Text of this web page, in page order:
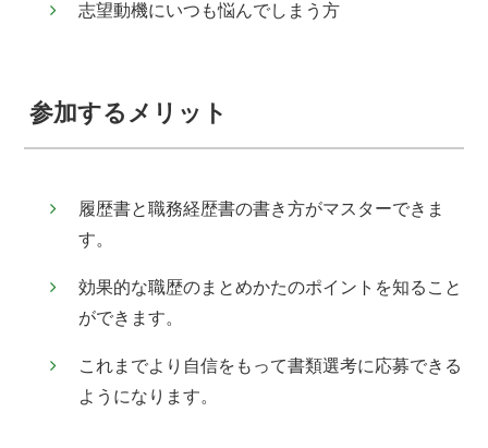
志望動機にいつも悩んでしまう方
参加するメリット
履歴書と職務経歴書の書き方がマスターできま
す。
効果的な職歴のまとめかたのポイントを知ること
ができます。
これまでより自信をもって書類選考に応募できる
ようになります。